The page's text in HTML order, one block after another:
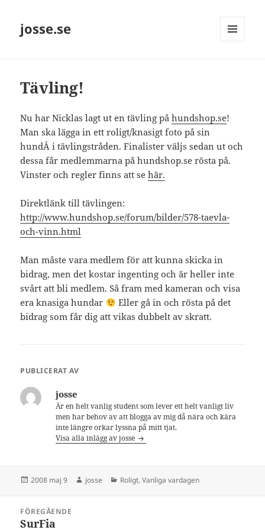
josse.se
Tävling!
Nu har Nicklas lagt ut en tävling påhundshop.se!
Man ska lägga in ett roligt/knasigt foto på sin
hundÂ i tävlingstråden. Finalister väljs sedan ut och
dessa får medlemmarna på hundshop.se rösta på.
Vinster och regler finns att sehär.
Direktlänk till tävlingen:
http://www.hundshop.se/forum/bilder/578-taevla-
och-vinn.html
Man måste vara medlem för att kunna skicka in
bidrag, men det kostar ingenting och är heller inte
svårt att bli medlem. Så fram med kameran och visa
era knasiga hundar
Eller gå in och rösta på det
bidrag som får dig att vikas dubbelt av skratt.
PUBLICERAT AV
josse
Är en helt vanlig student som lever ett helt vanligt liv
men har behov av att blogga av mig då nära och kära
inte längre orkar lyssna på mitt tjat.
Visa alla inlägg av josse
Postat
2008 maj 9 Författare
josse Kategorier
Roligt,Vanliga vardagen
FÖREGÅENDE
Föregående
SurFia